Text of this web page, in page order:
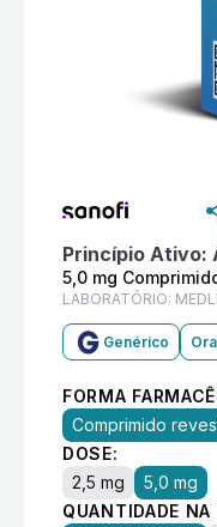
Princípio Ativo:
5,0 mg
LABORATÓRIO:
Genérico
FORMA
Comprimido
DOSE:
2,5 mg
5,0 mg
QUANTIDADE NA